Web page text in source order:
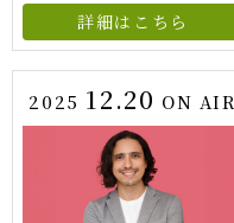
詳細はこちら
2025 12.20 ON AIR